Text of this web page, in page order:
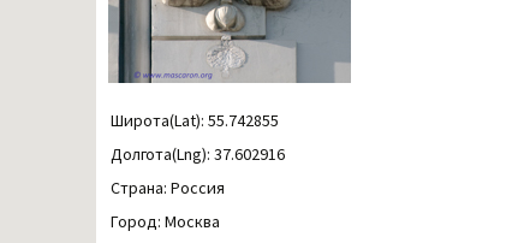
Широта(Lat): 55.742855
Долгота(Lng): 37.602916
Страна: Россия
Город: Москва